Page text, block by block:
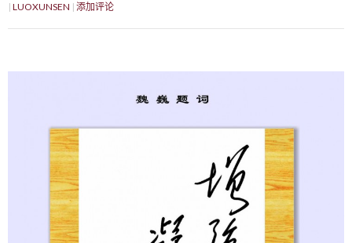
LUOXUNSEN 添加评论